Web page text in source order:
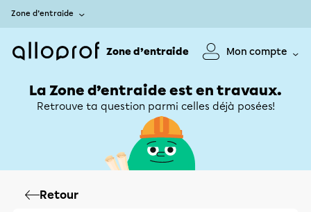
Zone d’entraide
Zone d’entraide Mon compte
La Zone d’entraide est en travaux.
Retrouve ta question parmi celles déjà posées!
Retour